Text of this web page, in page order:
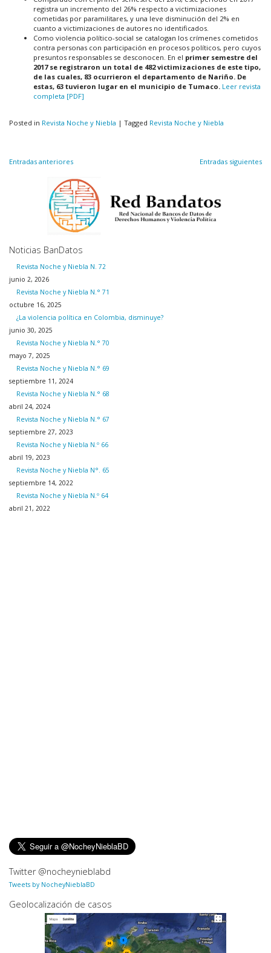
registra un incremento del 26% respecto a victimizaciones
cometidas por paramilitares, y una leve disminución del 2% en
cuanto a victimizaciones de autores no identificados.
Como violencia político-social se catalogan los crímenes cometidos
contra personas con participación en procesos políticos, pero cuyos
presuntos responsables se desconocen. En el primer semestre del
2017 se registraron un total de 482 victimizaciones de este tipo,
de las cuales, 83 ocurrieron el departamento de Nariño. De
estas, 63 tuvieron lugar en el municipio de Tumaco. Leer revista
completa [PDF]
Posted in Revista Noche y Niebla | Tagged Revista Noche y Niebla
Navegación
entradas
Entradas anteriores Entradas siguientes
Noticias BanDatos
Revista Noche y Niebla N. 72
junio 2, 2026
Revista Noche y Niebla N.° 71
octubre 16, 2025
¿La violencia política en Colombia, disminuye?
junio 30, 2025
Revista Noche y Niebla N.° 70
mayo 7, 2025
Revista Noche y Niebla N.° 69
septiembre 11, 2024
Revista Noche y Niebla N.° 68
abril 24, 2024
Revista Noche y Niebla N.° 67
septiembre 27, 2023
Revista Noche y Niebla N.º 66
abril 19, 2023
Revista Noche y Niebla N°. 65
septiembre 14, 2022
Revista Noche y Niebla N.º 64
abril 21, 2022
Twitter @nocheynieblabd
Tweets by NocheyNieblaBD
Geolocalización de casos